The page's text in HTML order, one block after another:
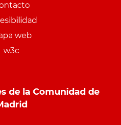
web
w3c
de la Comunidad de